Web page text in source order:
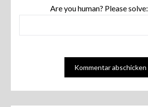
Are you human? Please solve: